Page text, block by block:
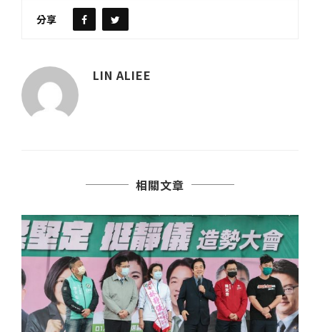
分享
LIN ALIEE
相關文章